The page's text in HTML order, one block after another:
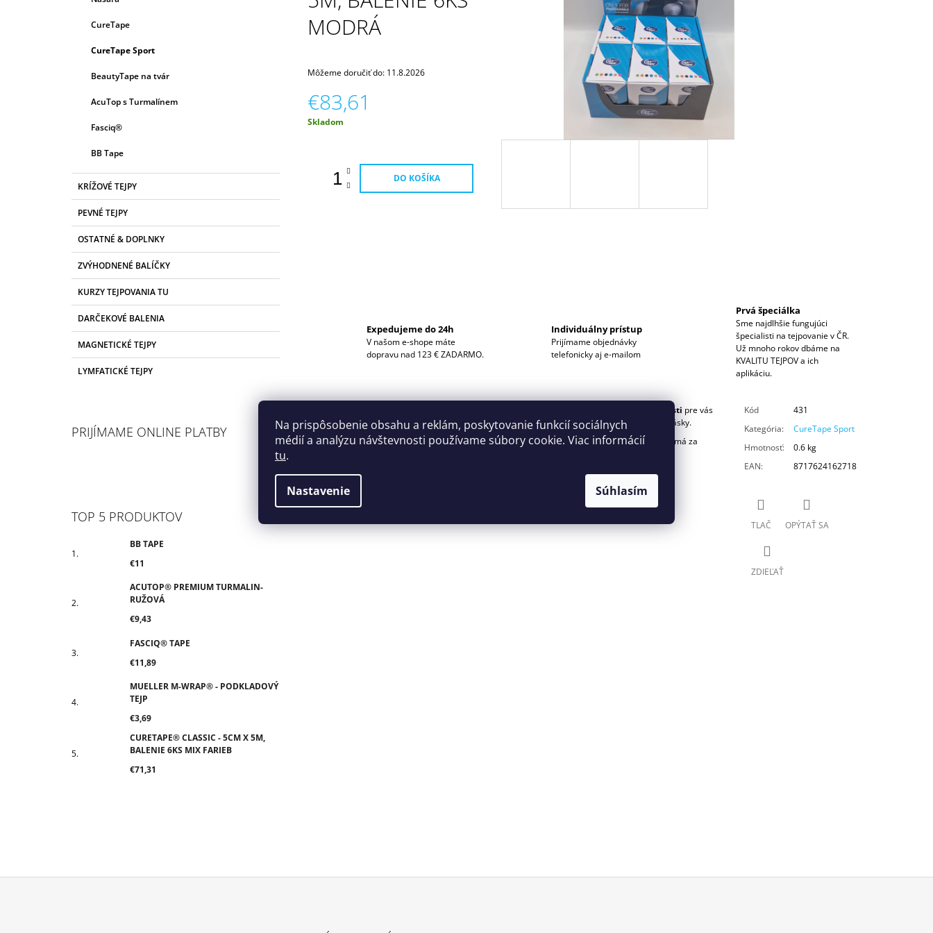
Na prispôsobenie obsahu a reklám, poskytovanie funkcií sociálnych
médií a analýzu návštevnosti používame súbory cookie. Viac informácií
tu.
Nastavenie Súhlasím
CureTape
CureTape Sport
BeautyTape na tvár
AcuTop s Turmalínem
Fasciq®
BB Tape
KRÍŽOVÉ TEJPY
PEVNÉ TEJPY
OSTATNÉ & DOPLNKY
ZVÝHODNENÉ BALÍČKY
KURZY TEJPOVANIA TU
DARČEKOVÉ BALENIA
MAGNETICKÉ TEJPY
LYMFATICKÉ TEJPY
PRIJÍMAME ONLINE PLATBY
TOP 5 PRODUKTOV
BB TAPE
€11
ACUTOP® PREMIUM TURMALIN-
RUŽOVÁ
€9,43
FASCIQ® TAPE
€11,89
MUELLER M-WRAP® - PODKLADOVÝ
TEJP
€3,69
CURETAPE® CLASSIC - 5CM X 5M,
BALENIE 6KS MIX FARIEB
€71,31
MODRÁ
Môžeme doručiť do: 11.8.2026
€83,61
Jednotková
Skladom
DO KOŠÍKA
Expedujeme do 24h
V našom e-shope máte
dopravu nad 123 € ZADARMO.
Individuálny prístup
Prijímame objednávky
telefonicky aj e-mailom
Prvá špeciálka
Sme najdlhšie fungujúci
špecialisti na tejpovanie v ČR.
Už mnoho rokov dbáme na
KVALITU TEJPOV a ich
aplikáciu.
DISKUSIA
CureTape® Sports poskytuje ďalšiu úroveň bezpečnosti pre vás
aj vašich klientov, pokiaľ ide o priľnavosť kineziologickej pásky.
Na rozdiel od bavlnených tejpov je vyrobený z viskózy, čo má za
Kód
431
Kategória:
CureTape Sport
Hmotnosť:
0.6 kg
EAN: 8717624162718
TLAČ OPÝTAŤ SA
ZDIEĽAŤ
€9,43